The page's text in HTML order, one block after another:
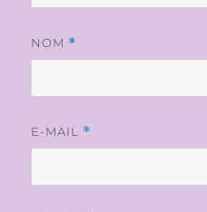
NOM *
E-MAIL *